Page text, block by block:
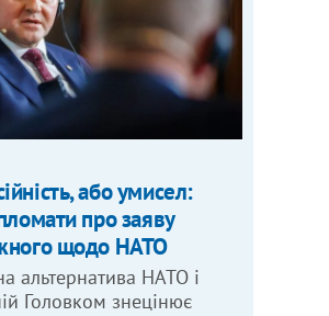
або умисел:
про заяву
щодо НАТО
альтернатива НАТО і
Головком знецінює